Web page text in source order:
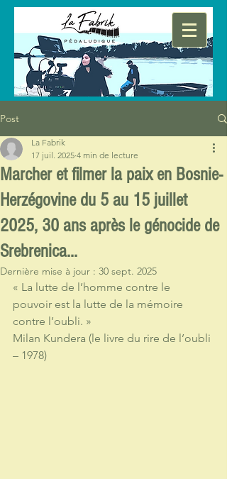
Post
Marcher et filmer la paix en Bosnie-
Herzégovine du 5 au 15 juillet
2025, 30 ans après le génocide de
Srebrenica...
La Fabrik
17 juil. 2025 4 min de lecture
Dernière mise à jour : 30 sept. 2025
« La lutte de l’homme contre le
pouvoir est la lutte de la mémoire
contre l’oubli. »
Milan Kundera (le livre du rire de l’oubli
– 1978)